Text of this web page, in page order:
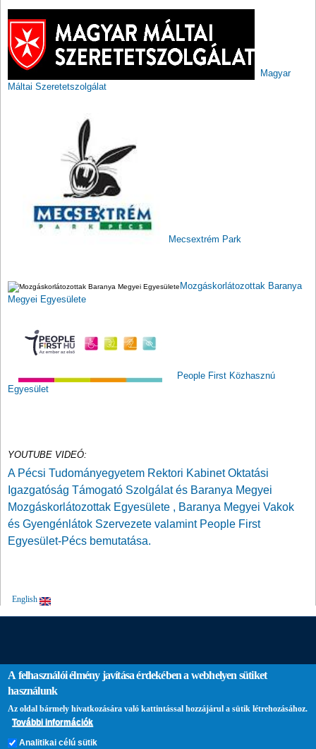
Magyar
Máltai Szeretetszolgálat
Mecsextrém Park
Mozgáskorlátozottak Baranya
Megyei Egyesülete
People First Közhasznú
Egyesület
YOUTUBE VIDEÓ:
APécsi Tudományegyetem Rektori Kabinet Oktatási
Igazgatóság Támogató Szolgálat és Baranya Megyei
Mozgáskorlátozottak Egyesülete , Baranya Megyei Vakok
és Gyengénlátok Szervezete valamint People First
Egyesület-Pécs bemutatása.
English
PTE login
A felhasználói élmény javítása érdekében a webhelyen sütiket
használunk
Az oldal bármely hivatkozására való kattintással hozzájárul a sütik létrehozásához.
További információk
Analitikai célú sütik